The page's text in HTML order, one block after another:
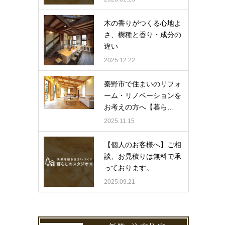
木の香りがつくる心地よ
さ、樹種と香り・成分の
違い
2025.12.22
秦野市で住まいのリフォ
ーム・リノベーションを
お考えの方へ【暮ら…
2025.11.15
【個人のお客様へ】ご相
談、お見積りは無料で承
っております。
2025.09.21